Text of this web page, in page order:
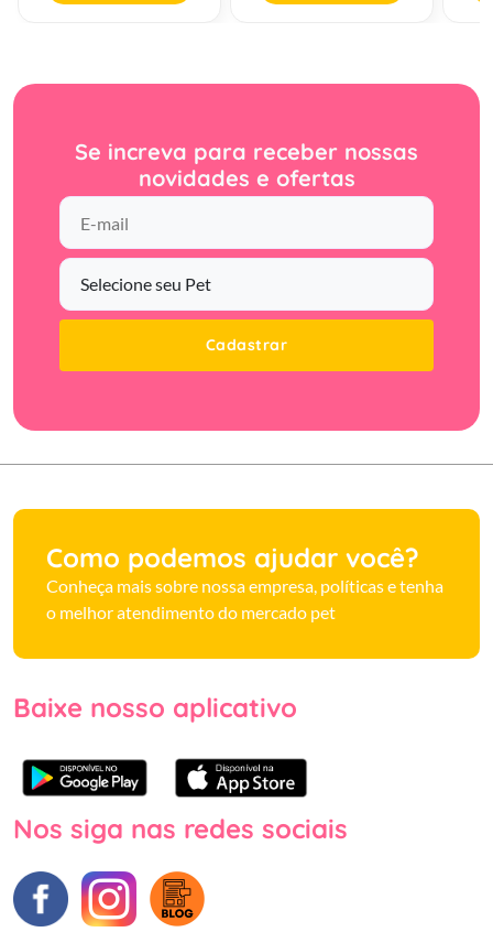
Se increva para receber nossas
novidades e ofertas
Cadastrar
Como podemos ajudar você?
Conheça mais sobre nossa empresa, políticas e tenha
o melhor atendimento do mercado pet
Baixe nosso aplicativo
Nos siga nas redes sociais